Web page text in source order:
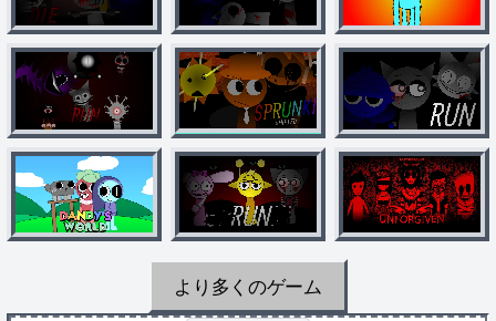
より多くのゲーム